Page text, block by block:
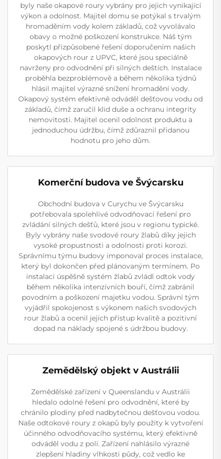
byly naše okapové roury vybrány pro jejich vynikající
výkon a odolnost. Majitel domu se potýkal s trvalým
hromaděním vody kolem základů, což vyvolávalo
obavy o možné poškození konstrukce. Náš tým
poskytl přizpůsobené řešení doporučením našich
okapových rour z UPVC, které jsou speciálně
navrženy pro odvodnění při silných deštích. Instalace
proběhla bezproblémově a během několika týdnů
hlásil majitel výrazné snížení hromadění vody.
Okapový systém efektivně odváděl dešťovou vodu od
základů, čímž zaručil klid duše a ochranu integrity
nemovitosti. Majitel ocenil odolnost produktu a
jednoduchou údržbu, čímž zdůraznil přidanou
hodnotu pro jeho dům.
Komerční budova ve Švýcarsku
Obchodní budova v Curychu ve Švýcarsku
potřebovala spolehlivé odvodňovací řešení pro
zvládání silných dešťů, které jsou v regionu typické.
Byly vybrány naše svodové roury žlabů díky jejich
vysoké propustnosti a odolnosti proti korozi.
Správnímu týmu budovy imponoval proces instalace,
který byl dokončen před plánovaným termínem. Po
instalaci úspěšně systém žlabů zvládl odtok vody
během několika intenzivních bouří, čímž zabránil
povodním a poškození majetku vodou. Správní tým
vyjádřil spokojenost s výkonem našich svodových
rour žlabů a ocenil jejich přístup kvalitě a pozitivní
dopad na náklady spojené s údržbou budovy.
Zemědělský objekt v Austrálii
Zemědělské zařízení v Queenslandu v Austrálii
hledalo odolné řešení pro odvodnění, které by
chránilo plodiny před nadbytečnou dešťovou vodou.
Naše odtokové roury z okapů byly použity k vytvoření
účinného odvodňovacího systému, který efektivně
odváděl vodu z polí. Zařízení nahlásilo výrazné
zlepšení hladiny vlhkosti půdy, což vedlo ke